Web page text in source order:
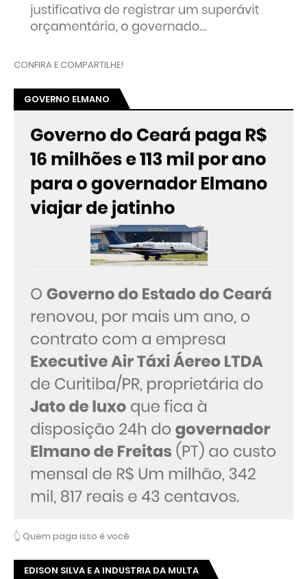
CONFIRA E COMPARTILHE!
GOVERNO ELMANO
👆 Quem paga isso é você
EDISON SILVA E A INDUSTRIA DA MULTA